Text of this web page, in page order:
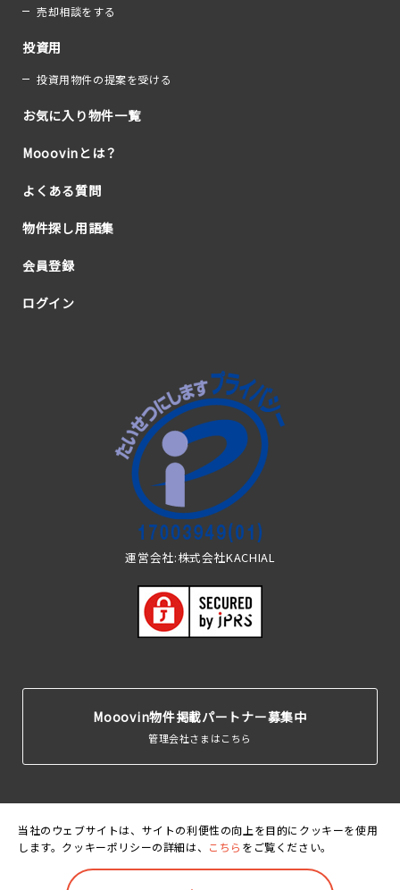
当社のウェブサイトは、サイトの利便性の向上を目的にクッキーを使用
します。クッキーポリシーの詳細は、
こちら をご覧ください。
売却相談をする
投資用
投資用物件の提案を受ける
お気に入り物件一覧
Mooovinとは？
よくある質問
物件探し用語集
会員登録
ログイン
運営会社:株式会社KACHIAL
Mooovin物件掲載パートナー募集中
管理会社さまはこちら
運営会 利用規 個人情報保護 クッキーポリ 賃貸住宅居住者総
©Mooovin. All rights reserved.